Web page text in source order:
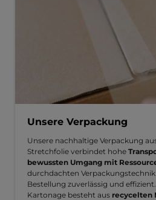
Unsere Verpackung
Unsere nachhaltige Verpackung
Stretchfolie verbindet hohe
bewussten Umgang mit
durchdachten
Bestellung zuverlässig und
Kartonage besteht aus recycelten